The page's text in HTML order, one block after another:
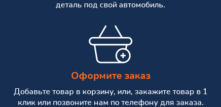
деталь под свой автомобиль.
Оформите заказ
Добавьте товар в корзину, или, закажите товар в 1
клик или позвоните нам по телефону для заказа.